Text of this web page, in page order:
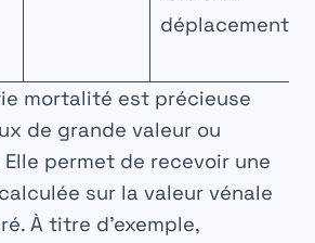
déplacement
mortalité est précieuse
de grande valeur ou
permet de recevoir une
sur la valeur vénale
À titre d’exemple,